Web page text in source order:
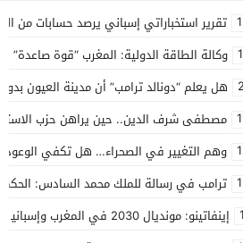
تقرير استخباراتي إسباني يرصد حسابات من الجزائر وأرقاما بـ”213+” ضمن حملة رقمية
وكالة الطاقة الدولية: المغرب “قوة صاعدة”
هل يعلم “دونالد ترامب” أن مدينة العيون بدون
مصطفى شرف الدين.. حين يراهن حزب
وهم التغيير في الصحراء… هل تكفي الوعود
ترامب في رسالة للملك محمد السادس:
إينفاتينو: مونديال 2030 في المغرب وإسبانيا والبرتغال سيكون “الأجمل في التاريخ”